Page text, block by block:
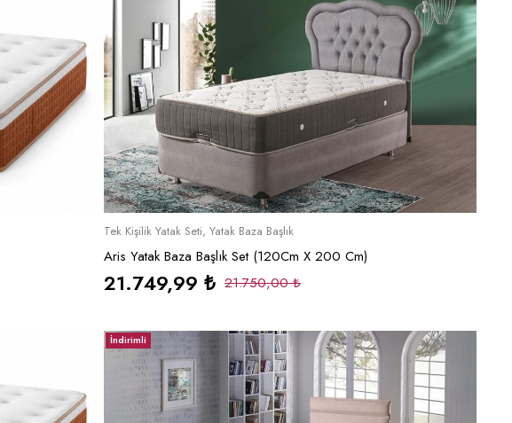
Sepete Ekle
Tek Kişilik Yatak Seti, Yatak Baza Başlık
Aris Yatak Baza Başlık Set (120Cm X 200 Cm)
21.750,00₺
21.749,99 ₺
İndirimli